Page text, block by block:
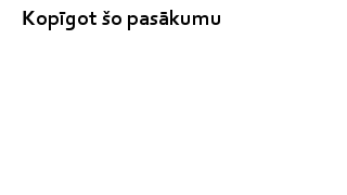
Kopīgot šo pasākumu